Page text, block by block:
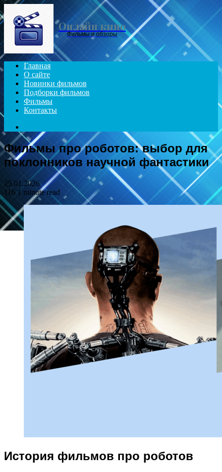
Menu
Онлайн кино
Фильмы и обзоры
Главная
О сайте
Новинки фильмов
Подборки фильмов
Фильмы
Контакты
for
Фильмы про роботов: выбор для
поклонников научной фантастики
25.01.2026
116 1 minute read
История фильмов про роботов